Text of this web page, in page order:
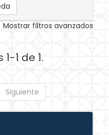
Mostrar filtros avanzados
1 de 1.
Siguiente